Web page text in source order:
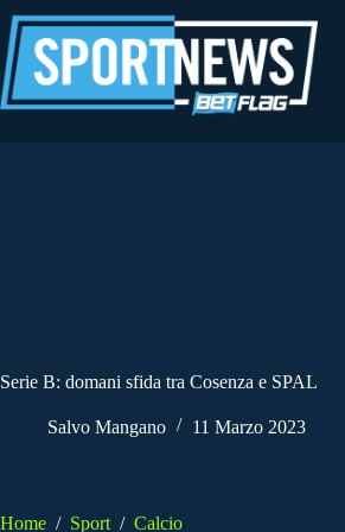
al
contenuto
Serie B: domani sfida tra Cosenza e SPAL
Salvo Mangano 11 Marzo 2023
Home / Sport / Calcio